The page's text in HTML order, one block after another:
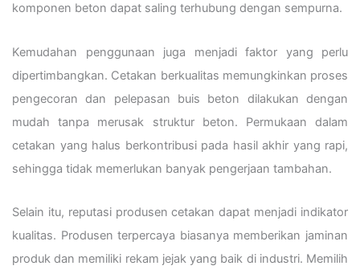
komponen beton dapat saling terhubung dengan sempurna.
Kemudahan penggunaan juga menjadi faktor yang perlu
dipertimbangkan. Cetakan berkualitas memungkinkan proses
pengecoran dan pelepasan buis beton dilakukan dengan
mudah tanpa merusak struktur beton. Permukaan dalam
cetakan yang halus berkontribusi pada hasil akhir yang rapi,
sehingga tidak memerlukan banyak pengerjaan tambahan.
Selain itu, reputasi produsen cetakan dapat menjadi indikator
kualitas. Produsen terpercaya biasanya memberikan jaminan
produk dan memiliki rekam jejak yang baik di industri. Memilih